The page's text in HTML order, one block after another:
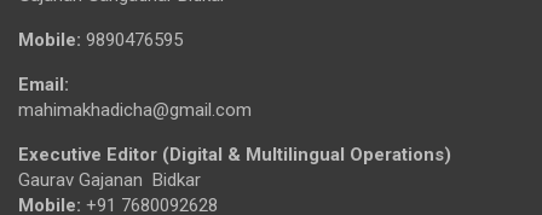
Mobile: 9890476595
Email:
mahimakhadicha@gmail.com
Executive Editor (Digital & Multilingual Operations)
Gaurav Gajanan Bidkar
Mobile: +91 7680092628